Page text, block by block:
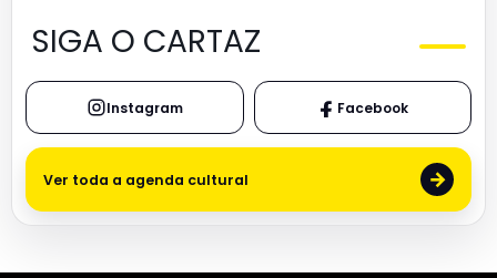
SIGA O CARTAZ
Instagram Facebook
Ver toda a agenda cultural →